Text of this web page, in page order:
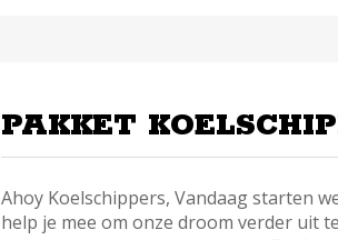
PAKKET
Ahoy Koelschippers, Vandaag starten
help je mee om onze droom verder uit